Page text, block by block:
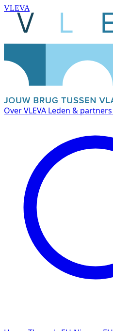
VLEVA
Over VLEVA Leden & partners